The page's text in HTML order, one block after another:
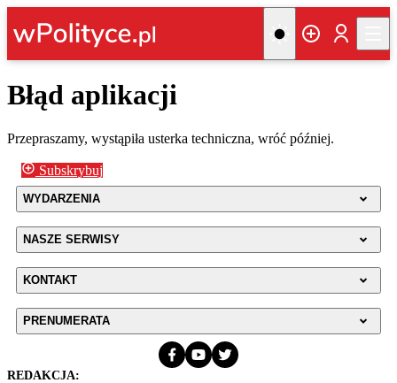
Błąd aplikacji
Przepraszamy, wystąpiła usterka techniczna, wróć później.
Subskrybuj
WYDARZENIA
NASZE SERWISY
KONTAKT
PRENUMERATA
REDAKCJA: